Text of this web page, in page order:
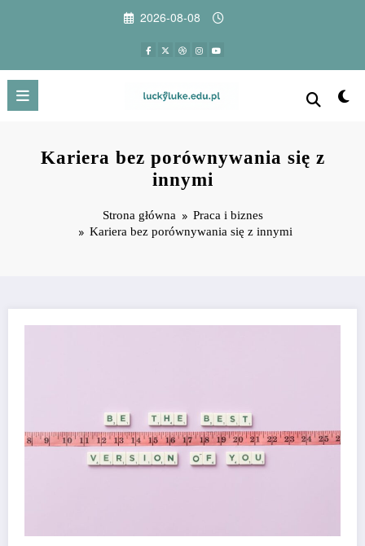
2026-08-08
Kariera bez porównywania się z
innymi
Strona główna
Praca i biznes
Kariera bez porównywania się z innymi